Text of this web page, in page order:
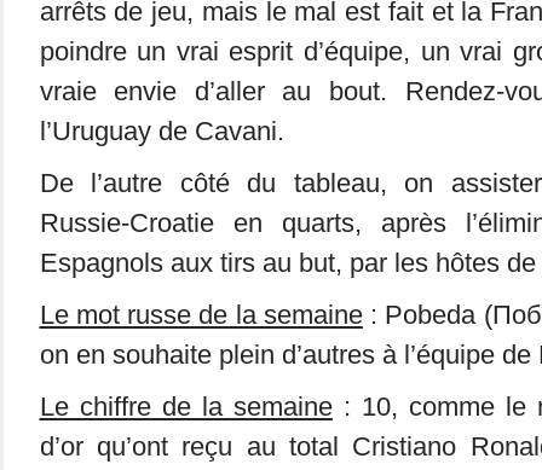
arrêts de jeu, mais le mal est fait et la
poindre un vrai esprit d’équipe, un vrai
vraie envie d’aller au bout. Rendez-
l’Uruguay de Cavani.
De l’autre côté du tableau, on
Russie-Croatie en quarts, après
Espagnols aux tirs au but, par les hôtes
Le mot russe de la semaine: Pobeda
on en souhaite plein d’autres à l’équipe de
Le chiffre de la semaine: 10, comme le
d’or qu’ont reçu au total Cristiano